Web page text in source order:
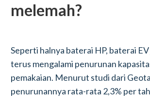
melemah?
Seperti halnya baterai HP, baterai
terus mengalami penurunan
pemakaian. Menurut studi dari
penurunannya rata-rata 2,3% per